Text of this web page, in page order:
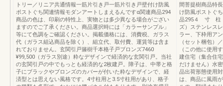
トリー／リニア共通情報一筋片引き戸一筋片引き戸壁付け防風
ポストぐち関連情報モダンアートしまえるんですα関連商品294
商品の色は、印刷の特性上、実物とは多少異なる場合がござい
ますのでご了承ください。商品選択時には「カラーサンプル」
等にて色調をご確認ください。掲載価格には、消費税、ガラス
代（ガラス組込商品を除く）、組立代、取付費、運賃等は含ま
れておりません。玄関引戸籐樹千本格子戸ブロンズ7460
¥99,500（ガラス別途）粋なデザインで経済的な玄関引戸。当社
の玄関引戸の中でもっとも経済的な2枚建戸。障子は、中帯と格
子にブラックやブロンズのカバーが付いた粋なデザインで、経
済型とは思えない風格です。4寸柱用と3.5寸柱用があり、格子
間菩提樹商品特
け防風ポストぐ
品295４ 寸
ズ）ステンレス
ラー、下枠用ア
（セット梱包）
（この他に使用
建住宅（集合住
だけません）水
品出荷形態使用
は、商品に風雨